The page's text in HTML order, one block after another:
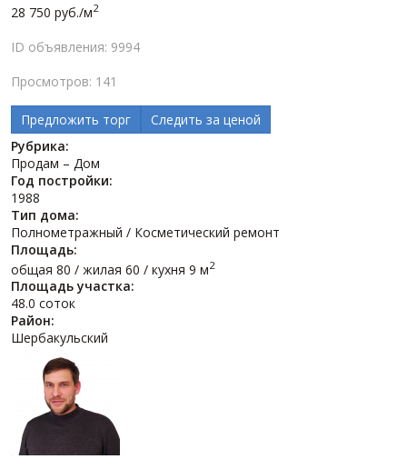
28 750 руб./м2
ID объявления: 9994
Просмотров: 141
Предложить торг
Следить за ценой
Рубрика:
Продам – Дом
Год постройки:
1988
Тип дома:
Полнометражный / Косметический ремонт
Площадь:
общая 80 / жилая 60 / кухня 9 м2
Площадь участка:
48.0 соток
Район:
Шербакульский